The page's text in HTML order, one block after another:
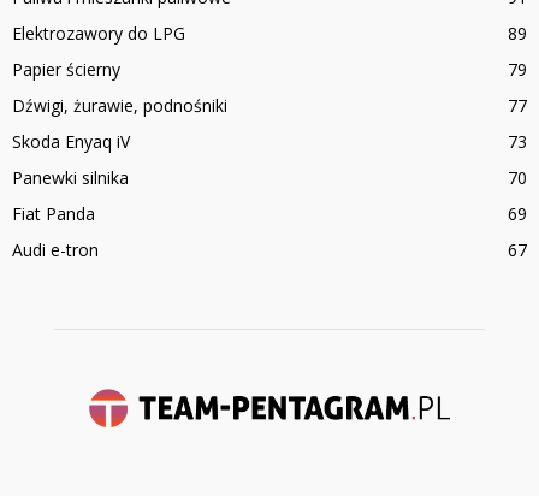
Elektrozawory do LPG
89
Papier ścierny
79
Dźwigi, żurawie, podnośniki
77
Skoda Enyaq iV
73
Panewki silnika
70
Fiat Panda
69
Audi e-tron
67